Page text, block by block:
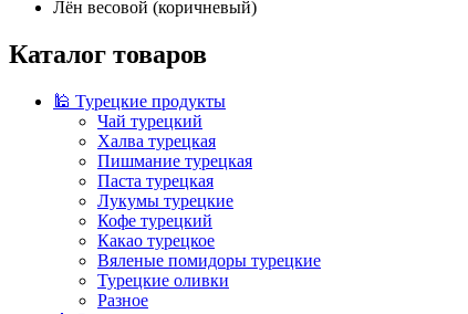
Лён весовой (коричневый)
Каталог товаров
🕌 Турецкие продукты
Чай турецкий
Халва турецкая
Пишмание турецкая
Паста турецкая
Лукумы турецкие
Кофе турецкий
Какао турецкое
Вяленые помидоры турецкие
Турецкие оливки
Разное